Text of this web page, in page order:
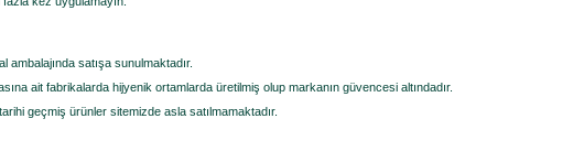
ambalajında satışa sunulmaktadır.
ait fabrikalarda hijyenik ortamlarda üretilmiş olup markanın güvencesi altındadır.
geçmiş ürünler sitemizde asla satılmamaktadır.